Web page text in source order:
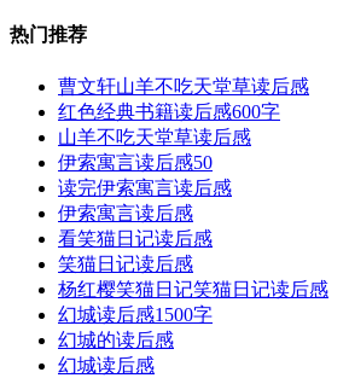
热门推荐
曹文轩山羊不吃天堂草读后感
红色经典书籍读后感600字
山羊不吃天堂草读后感
伊索寓言读后感50
读完伊索寓言读后感
伊索寓言读后感
看笑猫日记读后感
笑猫日记读后感
杨红樱笑猫日记笑猫日记读后感
幻城读后感1500字
幻城的读后感
幻城读后感